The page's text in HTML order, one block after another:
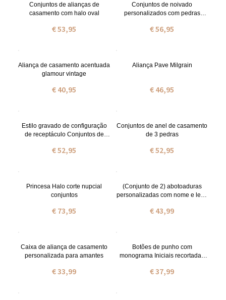
Conjuntos de alianças de
casamento com halo oval
€ 53,95
Conjuntos de noivado
personalizados com pedras
€ 56,95
Aliança de casamento acentuada
glamour vintage
€ 40,95
Aliança Pave Milgrain
€ 46,95
Estilo gravado de configuração
de receptáculo Conjuntos de
€ 52,95
Conjuntos de anel de casamento
de 3 pedras
€ 52,95
Princesa Halo corte nupcial
conjuntos
€ 73,95
(Conjunto de 2) abotoaduras
personalizadas com nome e letra
aniversário, dia dos pais,
€ 43,99
Caixa de aliança de casamento
personalizada para amantes
€ 33,99
Botões de punho com
monograma Iniciais recortadas
€ 37,99